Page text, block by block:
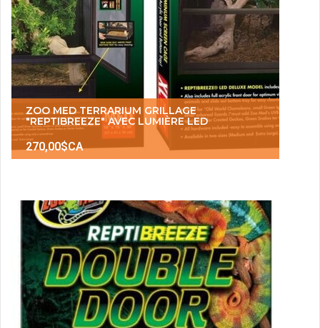
ZOO MED TERRARIUM GRILLAGE
"REPTIBREEZE" AVEC LUMIÈRE LED
270,00$CA